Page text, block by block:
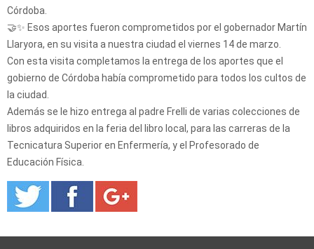
Córdoba.
🤝✨ Esos aportes fueron comprometidos por el gobernador Martín
Llaryora, en su visita a nuestra ciudad el viernes 14 de marzo.
Con esta visita completamos la entrega de los aportes que el
gobierno de Córdoba había comprometido para todos los cultos de
la ciudad.
Además se le hizo entrega al padre Frelli de varias colecciones de
libros adquiridos en la feria del libro local, para las carreras de la
Tecnicatura Superior en Enfermería, y el Profesorado de
Educación Física.